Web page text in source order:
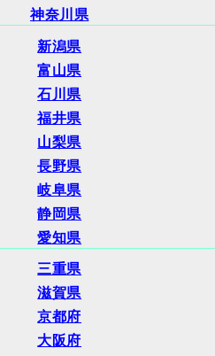
神奈川県
新潟県
富山県
石川県
福井県
山梨県
長野県
岐阜県
静岡県
愛知県
三重県
滋賀県
京都府
大阪府